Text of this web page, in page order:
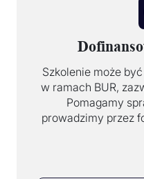
Szkolenie może
w ramach BUR,
Pomagamy
prowadzimy przez